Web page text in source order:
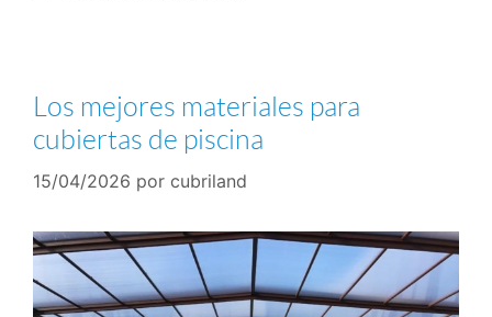
Los mejores materiales para
cubiertas de piscina
15/04/2026 por cubriland